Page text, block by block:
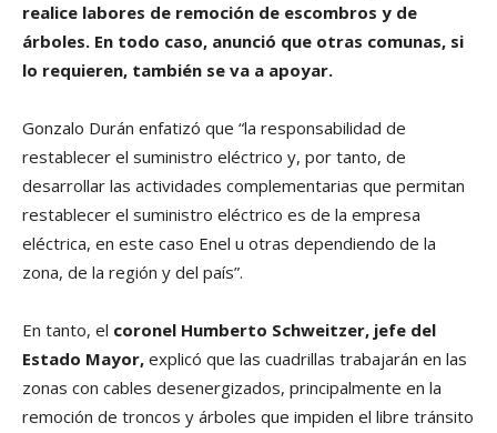
realice labores de remoción de escombros y de
árboles. En todo caso, anunció que otras comunas, si
lo requieren, también se va a apoyar.
Gonzalo Durán enfatizó que “la responsabilidad de
restablecer el suministro eléctrico y, por tanto, de
desarrollar las actividades complementarias que permitan
restablecer el suministro eléctrico es de la empresa
eléctrica, en este caso Enel u otras dependiendo de la
zona, de la región y del país”.
En tanto, el coronel Humberto Schweitzer, jefe del
Estado Mayor, explicó que las cuadrillas trabajarán en las
zonas con cables desenergizados, principalmente en la
remoción de troncos y árboles que impiden el libre tránsito